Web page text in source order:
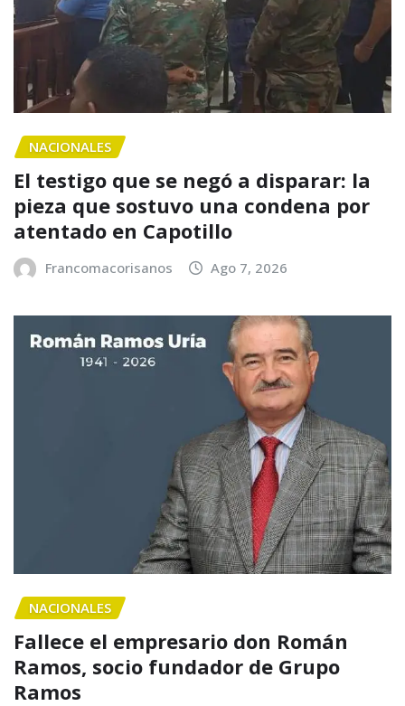
NACIONALES
El testigo que se negó a disparar: la
pieza que sostuvo una condena por
atentado en Capotillo
Francomacorisanos Ago 7, 2026
NACIONALES
Fallece el empresario don Román
Ramos, socio fundador de Grupo
Ramos